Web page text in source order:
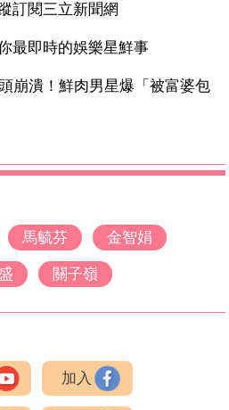
訂閱三立新聞網
最即時的娛樂星鮮事
崩潰！鮮肉男星爆「被富婆包
馬毓芬 金智娟
關子嶺
加入